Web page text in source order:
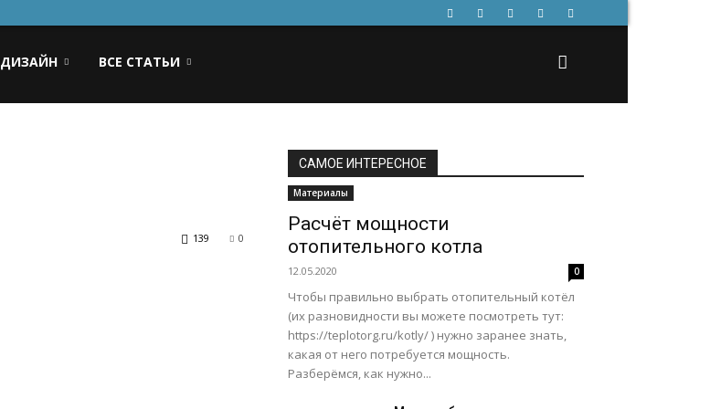
ДИЗАЙН ВСЕ СТАТЬИ
0
139
САМОЕ ИНТЕРЕСНОЕ
Материалы
Расчёт мощности
отопительного котла
12.05.2020 0
Чтобы правильно выбрать отопительный котёл
(их разновидности вы можете посмотреть тут:
https://teplotorg.ru/kotly/ ) нужно заранее знать,
какая от него потребуется мощность.
Разберёмся, как нужно...